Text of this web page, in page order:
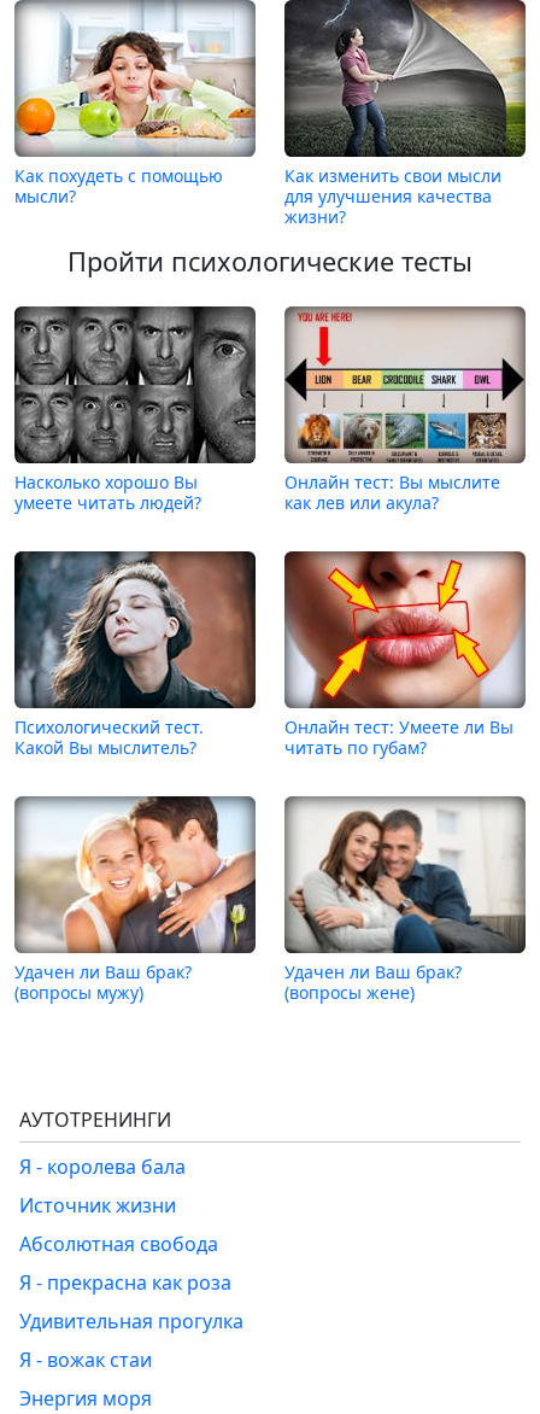
Как похудеть с помощью
мысли?
Как изменить свои мысли
для улучшения качества
жизни?
Пройти психологические тесты
Насколько хорошо Вы
умеете читать людей?
Онлайн тест: Вы мыслите
как лев или акула?
Психологический тест.
Какой Вы мыслитель?
Онлайн тест: Умеете ли Вы
читать по губам?
Удачен ли Ваш брак?
(вопросы мужу)
Удачен ли Ваш брак?
(вопросы жене)
АУТОТРЕНИНГИ
Я - королева бала
Источник жизни
Абсолютная свобода
Я - прекрасна как роза
Удивительная прогулка
Я - вожак стаи
Энергия моря